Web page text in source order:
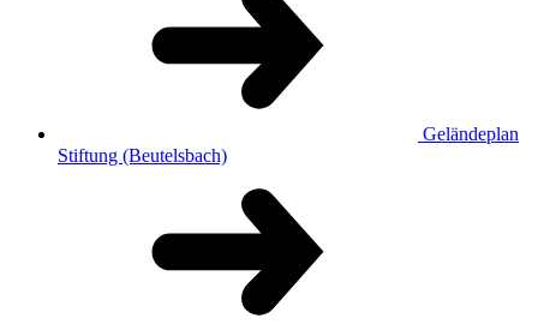
Geländeplan
Stiftung (Beutelsbach)